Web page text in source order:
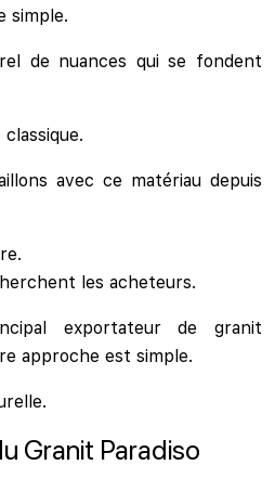
simple.
de nuances qui se fondent
avec ce matériau depuis
les acheteurs.
exportateur de granit
approche est simple.
Granit Paradiso